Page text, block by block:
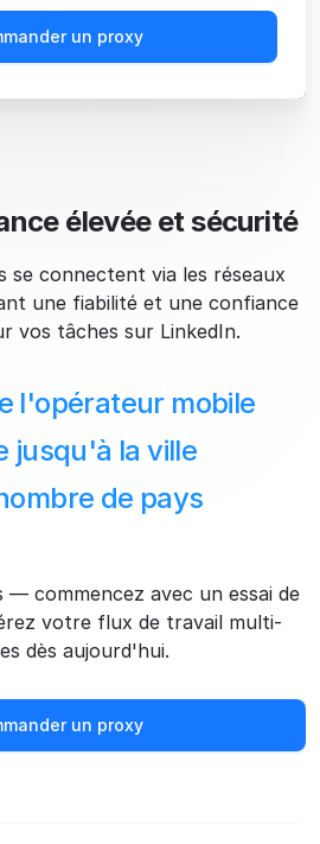
un proxy
élevée et sécurité
se connectent via les réseaux
une fiabilité et une confiance
vos tâches sur LinkedIn.
l'opérateur mobile
jusqu'à la ville
de pays
commencez avec un essai de
votre flux de travail multi-
dès aujourd'hui.
un proxy